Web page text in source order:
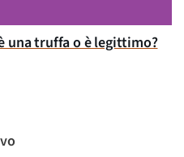
una truffa o è legittimo?